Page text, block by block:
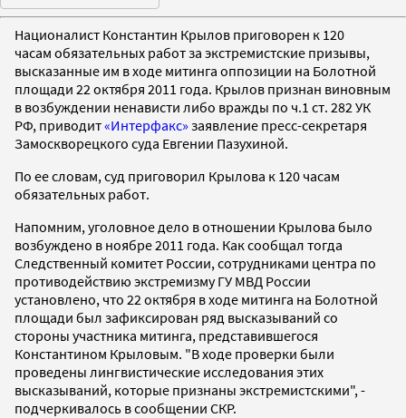
Националист Константин Крылов приговорен к 120
часам обязательных работ за экстремистские призывы,
высказанные им в ходе митинга оппозиции на Болотной
площади 22 октября 2011 года. Крылов признан виновным
в возбуждении ненависти либо вражды по ч.1 ст. 282 УК
РФ, приводит«Интерфакс» заявление пресс-секретаря
Замоскворецкого суда Евгении Пазухиной.
По ее словам, суд приговорил Крылова к 120 часам
обязательных работ.
Напомним, уголовное дело в отношении Крылова было
возбуждено в ноябре 2011 года. Как сообщал тогда
Следственный комитет России, сотрудниками центра по
противодействию экстремизму ГУ МВД России
установлено, что 22 октября в ходе митинга на Болотной
площади был зафиксирован ряд высказываний со
стороны участника митинга, представившегося
Константином Крыловым. "В ходе проверки были
проведены лингвистические исследования этих
высказываний, которые признаны экстремистскими", -
подчеркивалось в сообщении СКР.